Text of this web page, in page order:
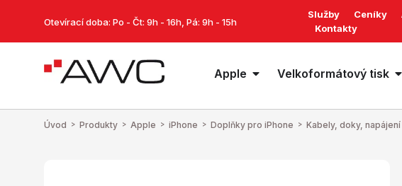
Otevírací doba: Po - Čt: 9h - 16h, Pá: 9h - 15h
Služby Ceníky
Kontakty
Apple Velkoformátový tisk
Úvod > Produkty > Apple > iPhone > Doplňky pro iPhone > Kabely, doky, napájení